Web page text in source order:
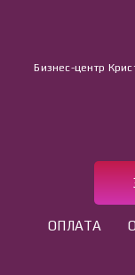
Бизнес-центр
ОПЛАТА